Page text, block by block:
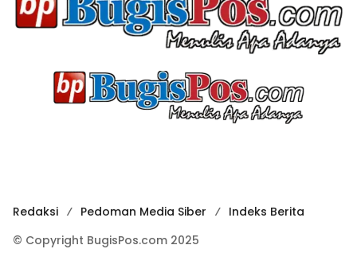
Redaksi Pedoman Media Siber
Indeks Berita
© Copyright BugisPos.com 2025